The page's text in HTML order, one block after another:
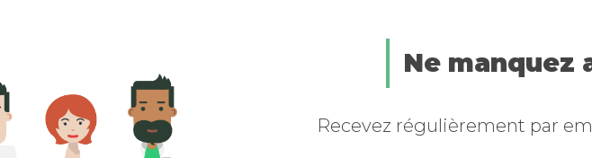
Ne manquez
Recevez régulièrement par